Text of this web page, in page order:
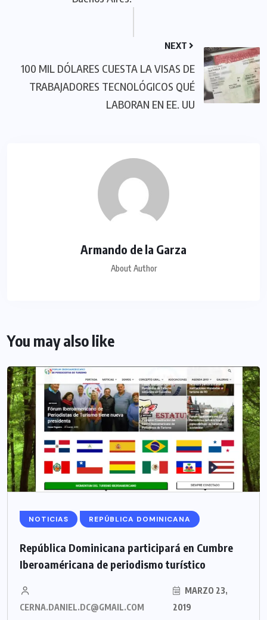
NEXT
100 MIL DÓLARES CUESTA LA VISAS DE
TRABAJADORES TECNOLÓGICOS QUÉ
LABORAN EN EE. UU
Armando de la Garza
About Author
You may also like
NOTICIAS REPÚBLICA DOMINICANA
República Dominicana participará en Cumbre
Iberoaméricana de periodismo turístico
CERNA.DANIEL.DC@GMAIL.COM
MARZO 23,
2019